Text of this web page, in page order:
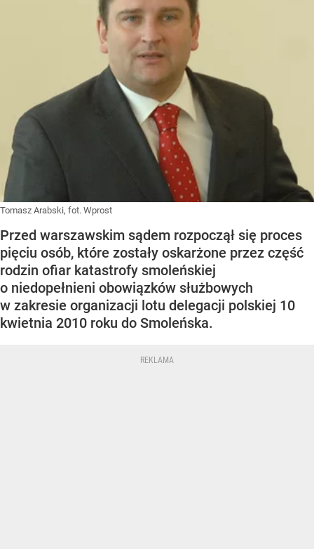
Tomasz Arabski, fot. Wprost
Przed warszawskim sądem rozpoczął się proces
pięciu osób, które zostały oskarżone przez część
rodzin ofiar katastrofy smoleńskiej
o niedopełnieni obowiązków służbowych
w zakresie organizacji lotu delegacji polskiej 10
kwietnia 2010 roku do Smoleńska.